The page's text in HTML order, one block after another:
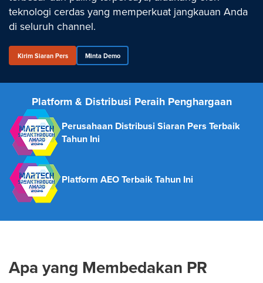
teknologi cerdas yang memperkuat jangkauan Anda
di seluruh channel.
Kirim Siaran Pers Minta Demo
Platform & Distribusi Peraih Penghargaan
Perusahaan Distribusi Siaran Pers Terbaik
Tahun Ini
Platform AEO Terbaik Tahun Ini
Apa yang Membedakan PR